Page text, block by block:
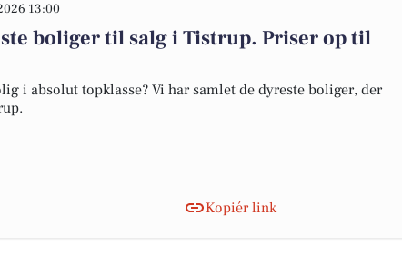
13:00
boliger til salg i Tistrup. Priser op til
i absolut topklasse? Vi har samlet de dyreste boliger, der
Kopiér link